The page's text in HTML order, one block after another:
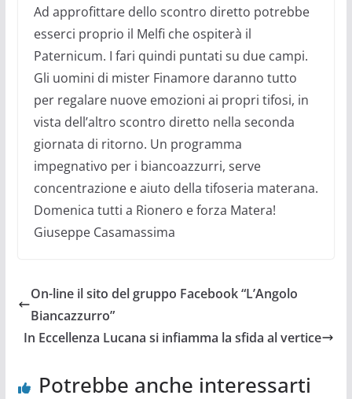
Ad approfittare dello scontro diretto potrebbe
esserci proprio il Melfi che ospiterà il
Paternicum. I fari quindi puntati su due campi.
Gli uomini di mister Finamore daranno tutto
per regalare nuove emozioni ai propri tifosi, in
vista dell’altro scontro diretto nella seconda
giornata di ritorno. Un programma
impegnativo per i biancoazzurri, serve
concentrazione e aiuto della tifoseria materana.
Domenica tutti a Rionero e forza Matera!
Giuseppe Casamassima
On-line il sito del gruppo Facebook “L’Angolo
Biancazzurro”
In Eccellenza Lucana si infiamma la sfida al vertice
Potrebbe anche interessarti